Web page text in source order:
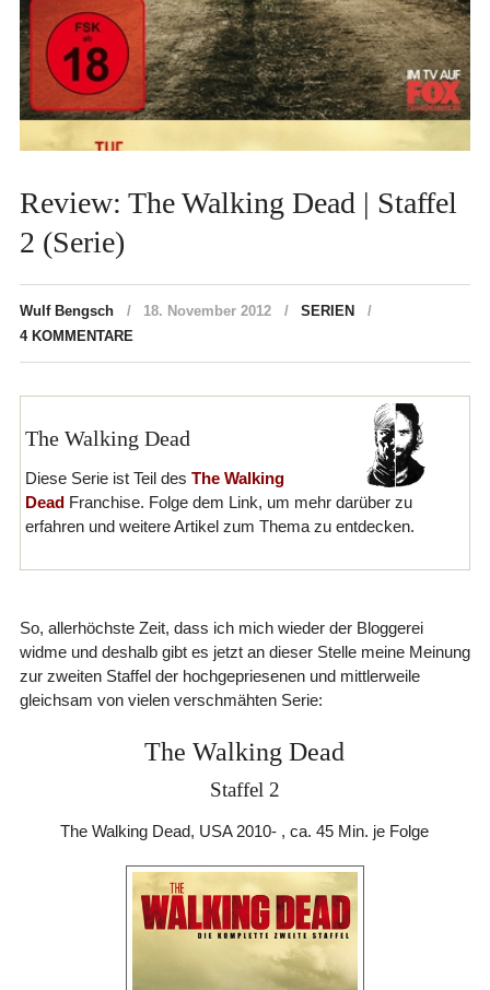
Review: The Walking Dead | Staffel
2 (Serie)
Wulf Bengsch 18. November 2012
SERIEN
4 KOMMENTARE
The Walking Dead
Diese Serie ist Teil des The Walking
DeadFranchise. Folge dem Link, um mehr darüber zu
erfahren und weitere Artikel zum Thema zu entdecken.
So, allerhöchste Zeit, dass ich mich wieder der Bloggerei
widme und deshalb gibt es jetzt an dieser Stelle meine Meinung
zur zweiten Staffel der hochgepriesenen und mittlerweile
gleichsam von vielen verschmähten Serie:
The Walking Dead
Staffel 2
The Walking Dead, USA 2010- , ca. 45 Min. je Folge